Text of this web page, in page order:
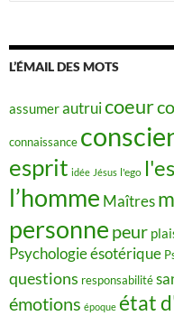
L’ÉMAIL DES MOTS
assumerautruicoeur
connaissance
esprit idée Jésus l'ego
l’homme Maîtres
personne peur
Psychologie ésotérique
questions responsabilité
émotions époque état